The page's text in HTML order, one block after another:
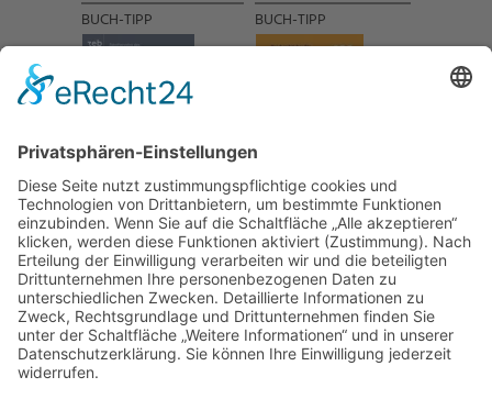
BUCH-TIPP BUCH-TIPP